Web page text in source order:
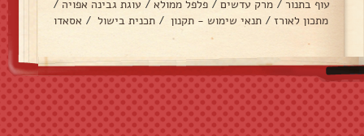
עוף בתנור / מרק עדשים / פלפל ממולא / עוגת גבינה אפויה /
מתכון לאורז / תנאי שימוש - תקנון / תכנית בישול / אסאדו